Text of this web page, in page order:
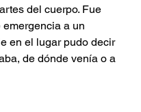
del cuerpo. Fue
a un
en el lugar pudo decir
de dónde venía o a